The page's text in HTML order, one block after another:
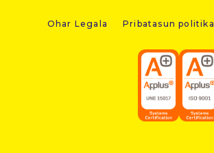
Ohar Legala Pribatasun politika